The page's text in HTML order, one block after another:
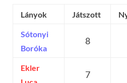
Lányok Játszott
Sótonyi
Boróka
8
Ekler
7